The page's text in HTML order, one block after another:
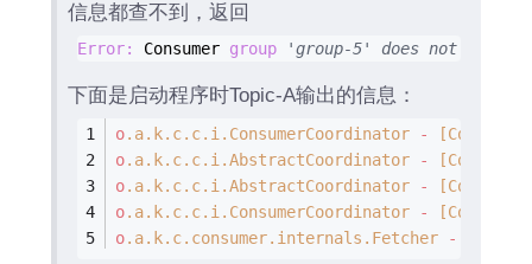
信息都查不到，返回
Error: Consumer group 'group-5' does not exist.
下面是启动程序时Topic-A输出的信息：
o.a.k.c.c.i .ConsumerCoordinator -
o.a.k.c.c.i .AbstractCoordinator -
o.a.k.c.c.i .AbstractCoordinator -
o.a.k.c.c.i .ConsumerCoordinator -
o.a.k.c.consumer.internals .Fetcher -